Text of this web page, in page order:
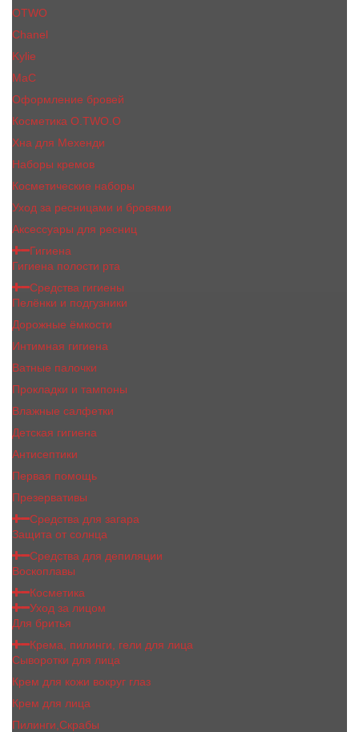
OTWO
Сhanеl
Kylie
MaC
Оформление бровей
Косметика O.TWO.O
Хна для Мехенди
Наборы кремов
Косметические наборы
Уход за ресницами и бровями
Аксессуары для ресниц
Гигиена
Гигиена полости рта
Средства гигиены
Пелёнки и подгузники
Дорожные ёмкости
Интимная гигиена
Ватные палочки
Прокладки и тампоны
Влажные салфетки
Детская гигиена
Антисептики
Первая помощь
Презервативы
Средства для загара
Защита от солнца
Средства для депиляции
Воскоплавы
Косметика
Уход за лицом
Для бритья
Крема, пилинги, гели для лица
Сыворотки для лица
Крем для кожи вокруг глаз
Крем для лица
Пилинги,Скрабы